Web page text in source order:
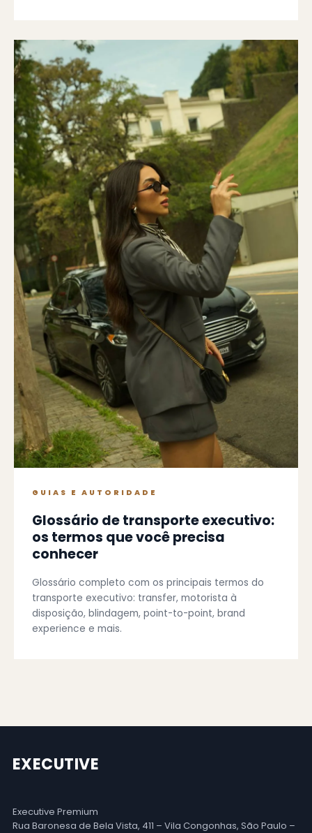
GUIAS E AUTORIDADE
Glossário de transporte executivo:
os termos que você precisa
conhecer
Glossário completo com os principais termos do
transporte executivo: transfer, motorista à
disposição, blindagem, point-to-point, brand
experience e mais.
EXECUTIVE
Executive Premium
Rua Baronesa de Bela Vista, 411 – Vila Congonhas, São Paulo –